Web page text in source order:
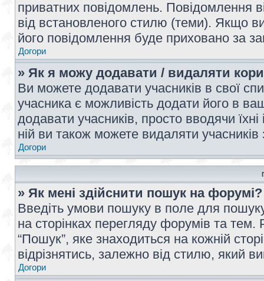
приватних повідомлень. Повідомлення
від встановленого стилю (теми). Якщо
його повідомлення буде приховано за
Догори
» Як я можу додавати / видаляти
Ви можете додавати учасників в свої
учасника є можливість додати його в
додавати учасників, просто вводячи
ній ви також можете видаляти учасників
Догори
» Як мені здійснити пошук на форумі?
Введіть умови пошуку в поле для
на сторінках перегляду форумів та
“Пошук”, яке знаходиться на кожній
відрізнятись, залежно від стилю, який
Догори